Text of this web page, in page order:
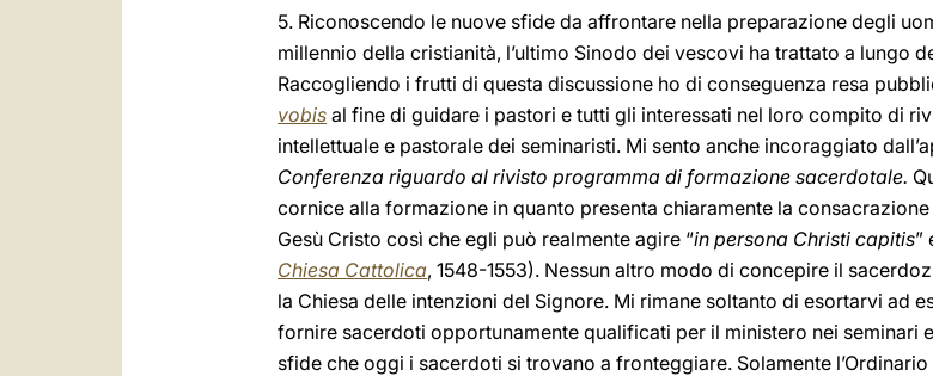
5. Riconoscendo le nuove sfide da affrontare nella preparazione degli
millennio della cristianità, l’ultimo Sinodo dei vescovi ha trattato a lungo
Raccogliendo i frutti di questa discussione ho di conseguenza resa
vobis al fine di guidare i pastori e tutti gli interessati nel loro compito di
intellettuale e pastorale dei seminaristi. Mi sento anche incoraggiato
Conferenza riguardo al rivisto programma di formazione sacerdotale.
cornice alla formazione in quanto presenta chiaramente la
Gesù Cristo così che egli può realmente agire “in persona Christi capitis”
Chiesa Cattolica, 1548-1553). Nessun altro modo di concepire il
la Chiesa delle intenzioni del Signore. Mi rimane soltanto di esortarvi ad
fornire sacerdoti opportunamente qualificati per il ministero nei seminari
sfide che oggi i sacerdoti si trovano a fronteggiare. Solamente